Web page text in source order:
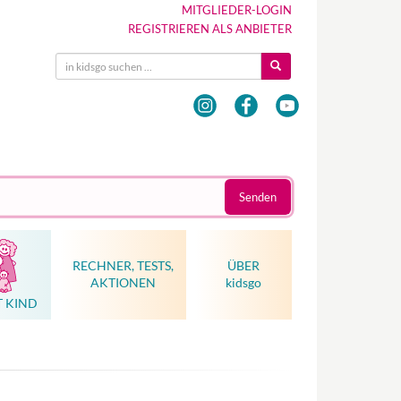
MITGLIEDER-LOGIN
REGISTRIEREN ALS ANBIETER
Senden
KIND
RECHNER, TESTS,
AKTIONEN
ÜBER
kidsgo